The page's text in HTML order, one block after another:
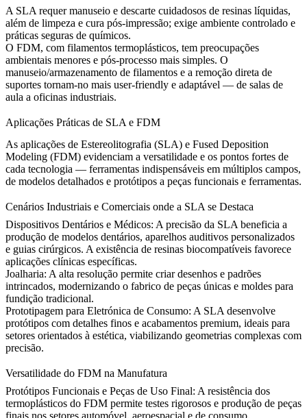
A SLA requer manuseio e descarte cuidadosos de resinas líquidas,
além de limpeza e cura pós-impressão; exige ambiente controlado e
práticas seguras de químicos.
O FDM, com filamentos termoplásticos, tem preocupações
ambientais menores e pós-processo mais simples. O
manuseio/armazenamento de filamentos e a remoção direta de
suportes tornam-no mais user-friendly e adaptável — de salas de
aula a oficinas industriais.
Aplicações Práticas de SLA e FDM
As aplicações de Estereolitografia (SLA) e Fused Deposition
Modeling (FDM) evidenciam a versatilidade e os pontos fortes de
cada tecnologia — ferramentas indispensáveis em múltiplos campos,
de modelos detalhados e protótipos a peças funcionais e ferramentas.
Cenários Industriais e Comerciais onde a SLA se Destaca
Dispositivos Dentários e Médicos: A precisão da SLA beneficia a
produção de modelos dentários, aparelhos auditivos personalizados
e guias cirúrgicos. A existência de resinas biocompatíveis favorece
aplicações clínicas específicas.
Joalharia: A alta resolução permite criar desenhos e padrões
intrincados, modernizando o fabrico de peças únicas e moldes para
fundição tradicional.
Prototipagem para Eletrónica de Consumo: A SLA desenvolve
protótipos com detalhes finos e acabamentos premium, ideais para
setores orientados à estética, viabilizando geometrias complexas com
precisão.
Versatilidade do FDM na Manufatura
Protótipos Funcionais e Peças de Uso Final: A resistência dos
termoplásticos do FDM permite testes rigorosos e produção de peças
finais nos setores automóvel, aeroespacial e de consumo.